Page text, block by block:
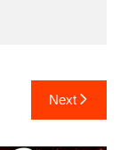
Next